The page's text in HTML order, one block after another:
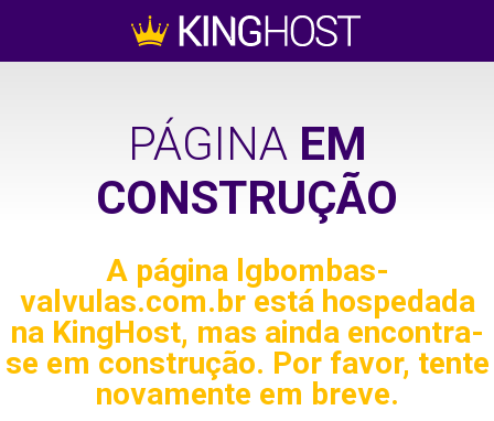
PÁGINA EM
CONSTRUÇÃO
A página lgbombas-
valvulas.com.brestá hospedada
na KingHost, mas ainda encontra-
se em construção. Por favor, tente
novamente em breve.